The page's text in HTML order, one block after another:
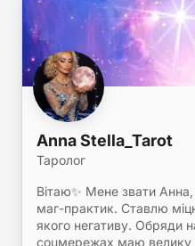
Anna Stella_Tarot
Таролог
Вітаю✨ Мене звати
маг-практик. Ставлю
якого негативу. Обряди
соцмережах маю велику